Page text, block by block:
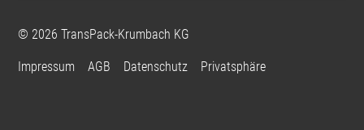
© 2026 TransPack-Krumbach KG
Impressum AGB Datenschutz Privatsphäre